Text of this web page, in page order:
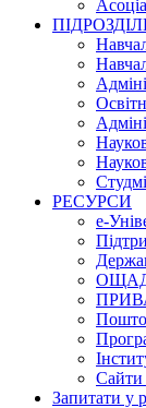
РЕСУРСИ
е-
Сайти
Запитати у